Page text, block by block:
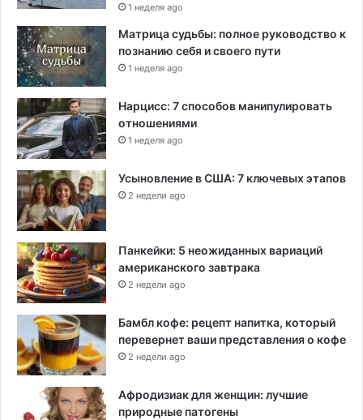
1 неделя ago
Матрица судьбы: полное руководство к
познанию себя и своего пути
1 неделя ago
Нарцисс: 7 способов манипулировать
отношениями
1 неделя ago
Усыновление в США: 7 ключевых этапов
2 недели ago
Панкейки: 5 неожиданных вариаций
американского завтрака
2 недели ago
Бамбл кофе: рецепт напитка, который
перевернет ваши представления о кофе
2 недели ago
Афродизиак для женщин: лучшие
природные патогены